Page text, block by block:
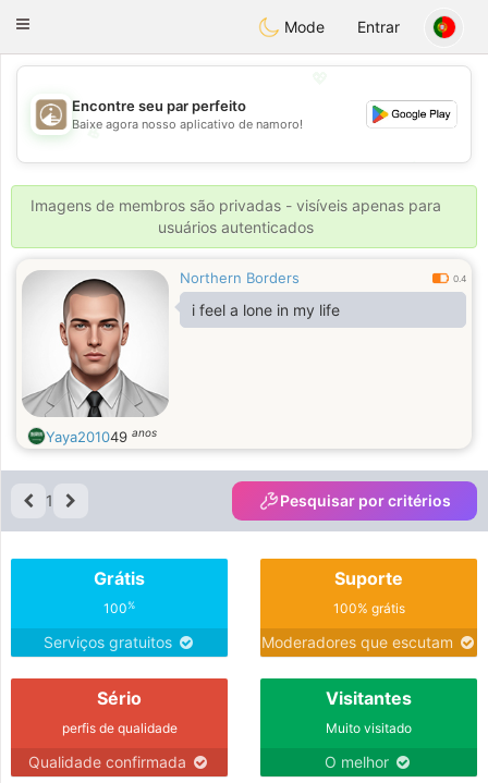
ahebik
Toggle
Mode Entrar
💖
💕
💕
Encontre seu par perfeito
Baixe agora nosso aplicativo de namoro!
Imagens de membros são privadas - visíveis apenas para
usuários autenticados
Northern Borders 0.4
i feel a lone in my life
Yaya201049 anos
1 Pesquisar por critérios
Grátis
100%
Serviços gratuitos
Suporte
100% grátis
Moderadores que escutam
Sério
perfis de qualidade
Qualidade confirmada
Visitantes
Muito visitado
O melhor